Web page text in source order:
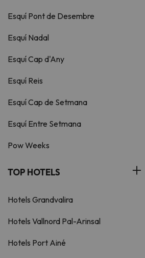
Esquí Pont de Desembre
Esquí Nadal
Esquí Cap d'Any
Esquí Reis
Esquí Cap de Setmana
Esquí Entre Setmana
Pow Weeks
TOP HOTELS
Hotels Grandvalira
Hotels Vallnord Pal-Arinsal
Hotels Port Ainé